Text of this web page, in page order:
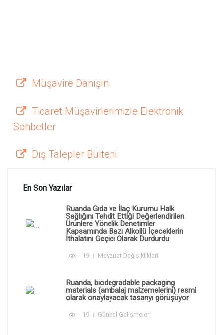
Müşavire Danışın
Ticaret Müşavirlerimizle Elektronik
Sohbetler
Dış Talepler Bülteni
En Son Yazılar
Ruanda Gıda ve İlaç Kurumu Halk
Sağlığını Tehdit Ettiği Değerlendirilen
Ürünlere Yönelik Denetimler
Kapsamında Bazı Alkollü İçeceklerin
İthalatını Geçici Olarak Durdurdu
19 Mevzuat Değişiklikleri
Ruanda, biodegradable packaging
materials (ambalaj malzemelerini) resmi
olarak onaylayacak tasarıyı görüşüyor
19 Güncel Gelişmeler